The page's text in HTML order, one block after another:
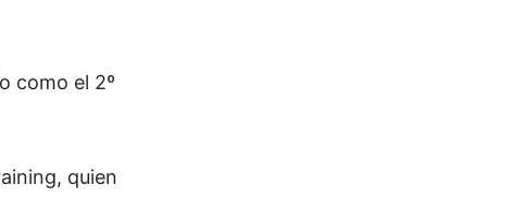
como el 2º
quien